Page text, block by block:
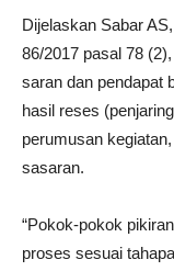
Dijelaskan Sabar
86/2017 pasal 78
saran dan pendapat
hasil reses
perumusan
sasaran.
“Pokok-pokok
proses sesuai